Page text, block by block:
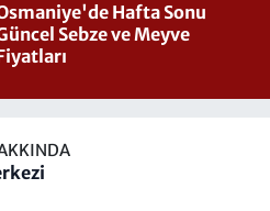
Hafta Sonu
Sebze ve Meyve